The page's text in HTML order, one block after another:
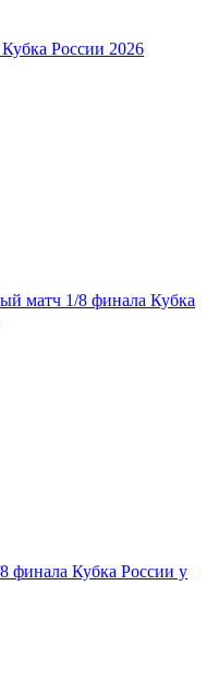
России 2026
матч 1/8 финала Кубка
финала Кубка России у